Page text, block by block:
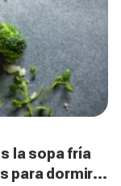
la sopa fría
para dormir